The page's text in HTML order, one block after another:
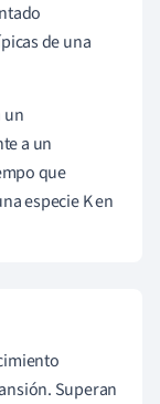
de una
un
a un
que
especie K en
Superan